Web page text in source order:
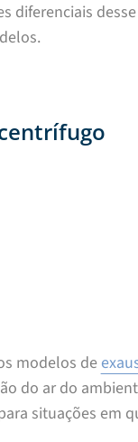
diferenciais
modelos de
do ar do
situações em